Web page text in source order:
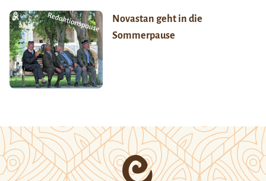
Novastan geht in die
Sommerpause